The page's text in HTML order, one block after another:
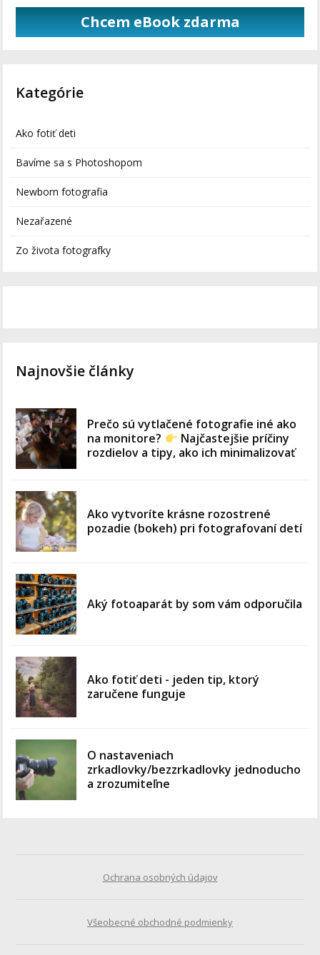
Chcem eBook zdarma
Kategórie
Ako fotiť deti
Bavíme sa s Photoshopom
Newborn fotografia
Nezařazené
Zo života fotografky
Najnovšie články
Prečo sú vytlačené fotografie iné ako
na monitore?
Najčastejšie príčiny
rozdielov a tipy, ako ich minimalizovať
Ako vytvoríte krásne rozostrené
pozadie (bokeh) pri fotografovaní detí
Aký fotoaparát by som vám odporučila
Ako fotiť deti - jeden tip, ktorý
zaručene funguje
O nastaveniach
zrkadlovky/bezzrkadlovky jednoducho
a zrozumiteľne
Ochrana osobných údajov
Všeobecné obchodné podmienky